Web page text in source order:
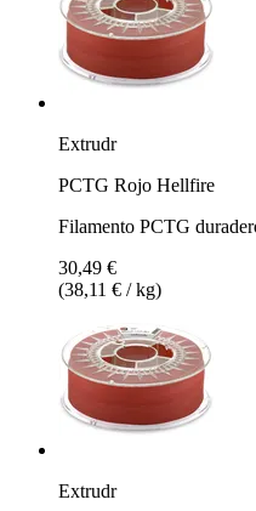
Extrudr
PCTG Rojo Hellfire
Filamento PCTG
30,49 €
(38,11 € / kg)
Extrudr